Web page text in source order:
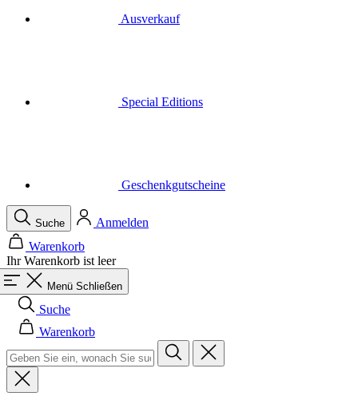
Ihr Warenkorb ist leer
Menü Schließen
Suche
Warenkorb
Herren
Alle in der Kategorie Herren